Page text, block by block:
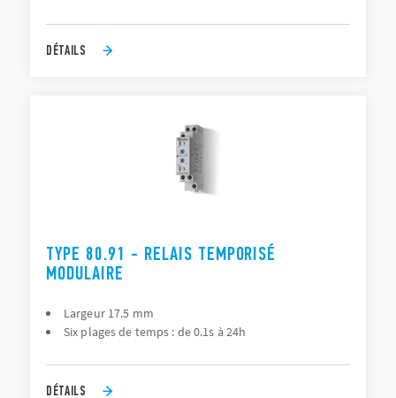
DÉTAILS
TYPE 80.91 - RELAIS TEMPORISÉ
MODULAIRE
Largeur 17.5 mm
Six plages de temps : de 0.1s à 24h
DÉTAILS